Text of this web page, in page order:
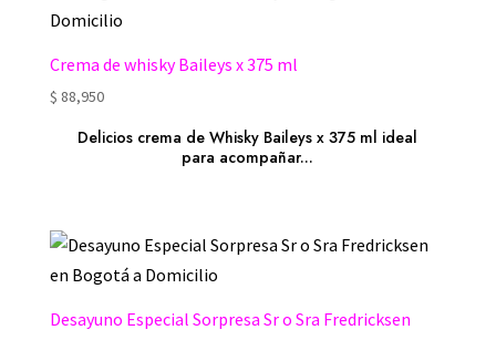
Crema de whisky Baileys x 375 ml
$ 88,950
Delicios crema de Whisky Baileys x 375 ml ideal
para acompañar...
Desayuno Especial Sorpresa Sr o Sra Fredricksen